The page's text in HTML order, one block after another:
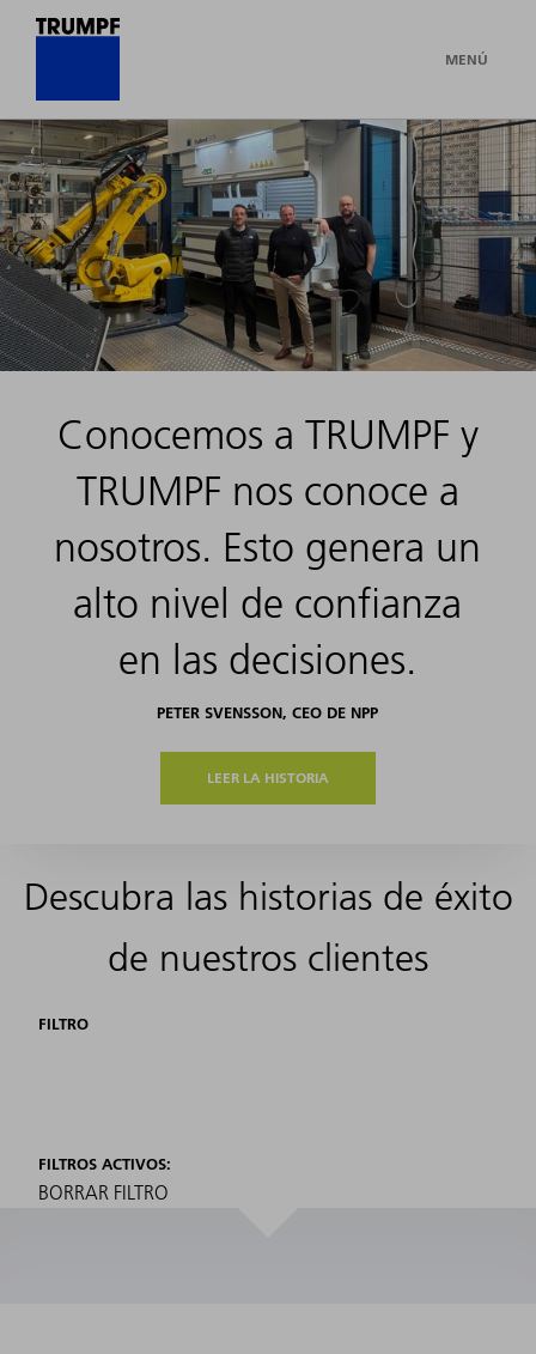
MENÚ
Historias
de
éxito
de
clientesConocemos a TRUMPF y
TRUMPF nos conoce a
nosotros. Esto genera un
alto nivel de confianza
en las decisiones.
PETER SVENSSON, CEO DE NPP
LEER LA HISTORIA
Descubra las historias de éxito
de nuestros clientes
FILTRO
FILTROS ACTIVOS:
BORRAR FILTRO